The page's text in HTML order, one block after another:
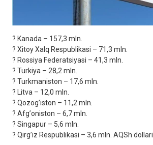
? Kanada – 157,3 mln.
? Xitoy Xalq Respublikasi – 71,3 mln.
? Rossiya Federatsiyasi – 41,3 mln.
? Turkiya – 28,2 mln.
? Turkmaniston – 17,6 mln.
? Litva – 12,0 mln.
? Qozogʼiston – 11,2 mln.
? Аfgʼoniston – 6,7 mln.
? Singapur – 5,6 mln.
? Qirgʼiz Respublikasi – 3,6 mln. АQSh dollari